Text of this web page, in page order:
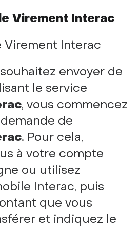
Virement Interac
envoyer de
le service
, vous commencez
de
. Pour cela,
à votre compte
ou utilisez
Interac, puis
que vous
et indiquez le